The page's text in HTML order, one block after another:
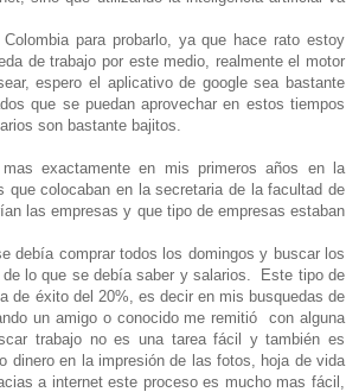
para probarlo, ya que hace rato estoy
de trabajo por este medio, realmente el motor
espero el aplicativo de google sea bastante
que se puedan aprovechar en estos tiempos
son bastante bajitos.
exactamente en mis primeros años en la
que colocaban en la secretaria de la facultad de
las empresas y que tipo de empresas estaban
debía comprar todos los domingos y buscar los
lo que se debía saber y salarios. Este tipo de
de éxito del 20%, es decir en mis busquedas de
un amigo o conocido me remitió con alguna
trabajo no es una tarea fácil y también es
dinero en la impresión de las fotos, hoja de vida
a internet este proceso es mucho mas fácil,